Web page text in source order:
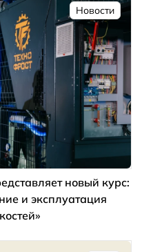
Новости
новый курс:
и эксплуатация